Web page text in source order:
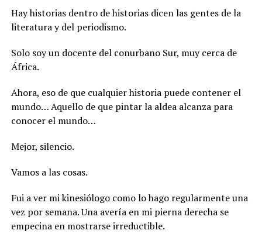
Hay historias dentro de historias dicen las gentes de la
literatura y del periodismo.
Solo soy un docente del conurbano Sur, muy cerca de
África.
Ahora, eso de que cualquier historia puede contener el
mundo… Aquello de que pintar la aldea alcanza para
conocer el mundo…
Mejor, silencio.
Vamos a las cosas.
Fui a ver mi kinesiólogo como lo hago regularmente una
vez por semana. Una avería en mi pierna derecha se
empecina en mostrarse irreductible.